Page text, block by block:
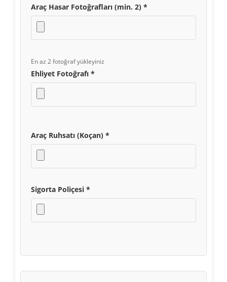
Araç Hasar Fotoğrafları (min. 2) *
En az 2 fotoğraf yükleyiniz
Ehliyet Fotoğrafı *
Araç Ruhsatı (Koçan) *
Sigorta Poliçesi *